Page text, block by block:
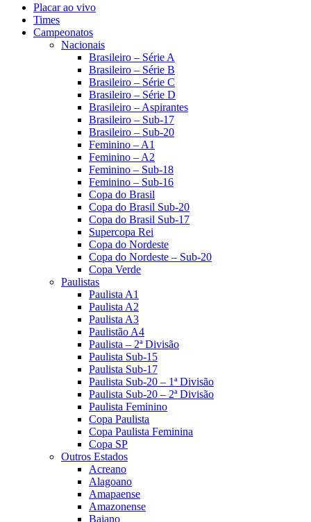
Placar ao vivo
Times
Campeonatos
Nacionais
Brasileiro – Série A
Brasileiro – Série B
Brasileiro – Série C
Brasileiro – Série D
Brasileiro – Aspirantes
Brasileiro – Sub-17
Brasileiro – Sub-20
Feminino – A1
Feminino – A2
Feminino – Sub-18
Feminino – Sub-16
Copa do Brasil
Copa do Brasil Sub-20
Copa do Brasil Sub-17
Supercopa Rei
Copa do Nordeste
Copa do Nordeste – Sub-20
Copa Verde
Paulistas
Paulista A1
Paulista A2
Paulista A3
Paulistão A4
Paulista – 2ª Divisão
Paulista Sub-15
Paulista Sub-17
Paulista Sub-20 – 1ª Divisão
Paulista Sub-20 – 2ª Divisão
Paulista Feminino
Copa Paulista
Copa Paulista Feminina
Copa SP
Outros Estados
Acreano
Alagoano
Amapaense
Amazonense
Baiano